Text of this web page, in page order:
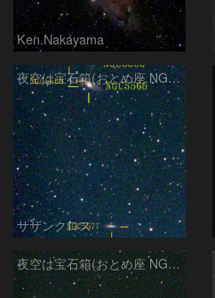
Ken.Nakayama
夜空は宝石箱(おとめ座 NGC5566) Seestar50
サザンクロス
夜空は宝石箱(おとめ座 NGC5746) Seestar50